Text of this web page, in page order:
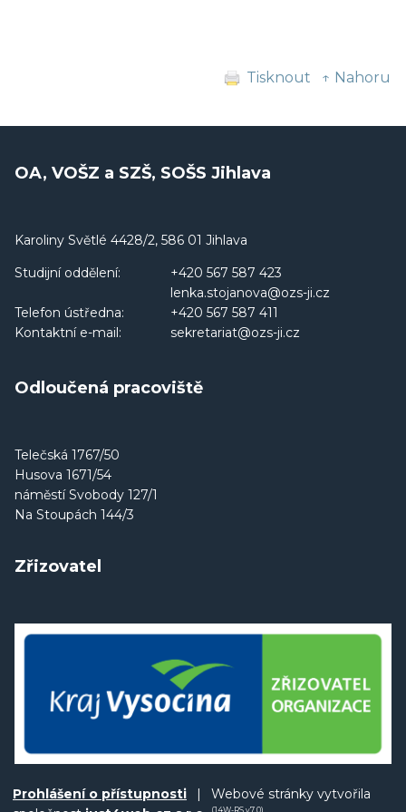
Tisknout ↑ Nahoru
OA, VOŠZ a SZŠ, SOŠS Jihlava
Karoliny Světlé 4428/2, 586 01 Jihlava
Studijní oddělení:
+420 567 587 423
lenka.stojanova@ozs-ji.cz
Telefon ústředna:
+420 567 587 411
Kontaktní e-mail:
sekretariat@ozs-ji.cz
Odloučená pracoviště
Telečská 1767/50
Husova 1671/54
náměstí Svobody 127/1
Na Stoupách 144/3
Zřizovatel
Prohlášení o přístupnosti |
Webové stránky vytvořila